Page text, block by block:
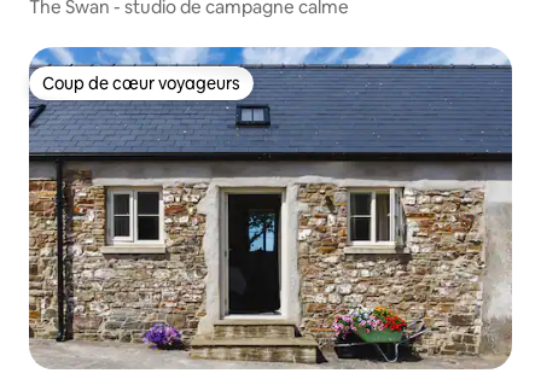
The Swan - studio de campagne calme
Coup de cœur voyageurs
Coup de cœur voyageurs